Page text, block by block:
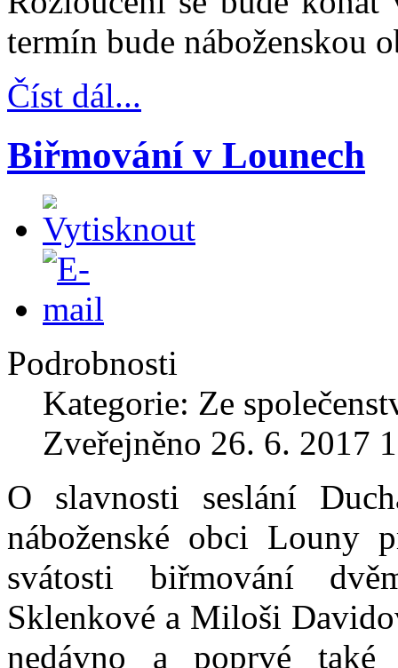
termín bude náboženskou
Číst dál...
Biřmování v Lounech
Podrobnosti
Kategorie: Ze
Zveřejněno 26. 6. 2017
O slavnosti seslání
náboženské obci Louny
svátosti biřmování
Sklenkové a Miloši
nedávno a poprvé